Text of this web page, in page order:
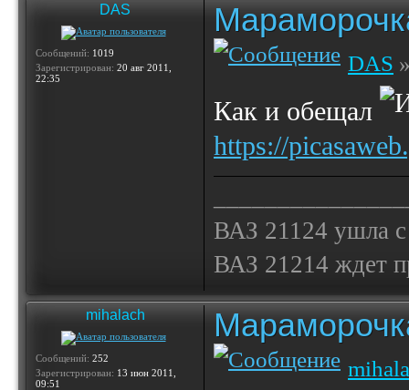
DAS
Сообщений: 1019
Зарегистрирован: 20 авг 2011,
22:35
DAS
Как и обещал
https://
ВАЗ 21124 ушла
ВАЗ 21214 ждет
mihalach
Сообщений: 252
Зарегистрирован: 13 июн 2011,
09:51